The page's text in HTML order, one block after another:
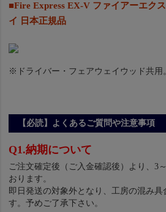
■Fire Express EX-V ファイアーエク
イ 日本正規品
※ドライバー・フェアウェイウッド共用
【必読】よくあるご質問や注意事項
Q1.納期について
ご注文確定後（ご入金確認後）より、3
おります。
即日発送の対象外となり、工房の混み具
す。予めご了承下さい。